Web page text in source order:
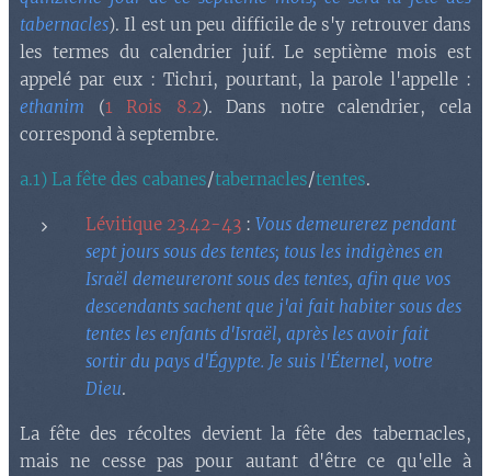
tabernacles). Il est un peu difficile de s'y retrouver dans
les termes du calendrier juif. Le septième mois est
appelé par eux : Tichri, pourtant, la parole l'appelle :
ethanim (1 Rois 8.2). Dans notre calendrier, cela
correspond à septembre.
a.1) La fête des cabanes/tabernacles/tentes.
Lévitique 23.42-43 : Vous demeurerez pendant
sept jours sous des tentes; tous les indigènes en
Israël demeureront sous des tentes, afin que vos
descendants sachent que j'ai fait habiter sous des
tentes les enfants d'Israël, après les avoir fait
sortir du pays d'Égypte. Je suis l'Éternel, votre
Dieu.
La fête des récoltes devient la fête des tabernacles,
mais ne cesse pas pour autant d'être ce qu'elle à